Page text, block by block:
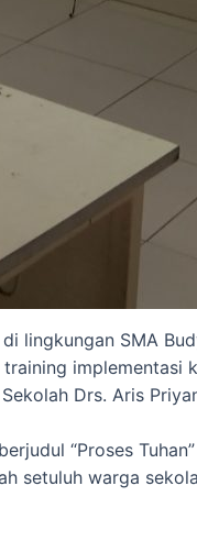
lingkungan SMA
Drs. Aris
“Proses
setuluh warga